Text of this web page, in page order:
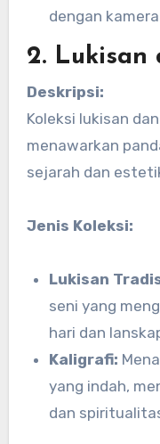
dengan
2. Lukisan
Deskripsi:
Koleksi lukisan
menawarkan
sejarah dan
Jenis Koleksi:
Lukisan
seni yang
hari dan
Kaligrafi:
yang indah,
dan